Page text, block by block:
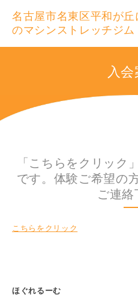
名古屋市名東区平和が丘
のマシンストレッチジム
入
「こちらをクリック
です。体験ご希望の
ご連絡
こちらをクリック
ほぐれるーむ